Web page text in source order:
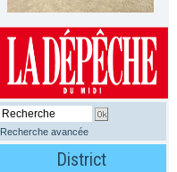
Recherche avancée
District